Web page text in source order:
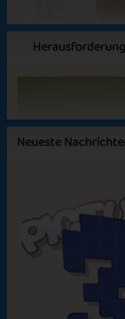
Fruit salad
Megadog 2
Neueste